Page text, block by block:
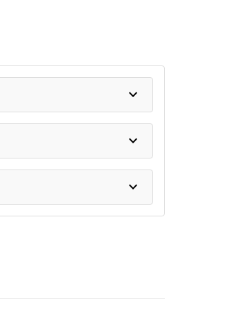
expand_more
expand_more
expand_more